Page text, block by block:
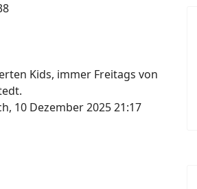
Kids, immer Freitags von
10 Dezember 2025 21:17